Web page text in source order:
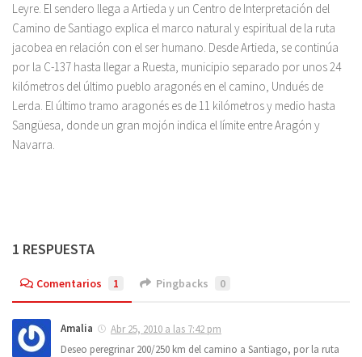
Leyre. El sendero llega a Artieda y un Centro de Interpretación del
Camino de Santiago explica el marco natural y espiritual de la ruta
jacobea en relación con el ser humano. Desde Artieda, se continúa
por la C-137 hasta llegar a Ruesta, municipio separado por unos 24
kilómetros del último pueblo aragonés en el camino, Undués de
Lerda. El último tramo aragonés es de 11 kilómetros y medio hasta
Sangüesa, donde un gran mojón indica el límite entre Aragón y
Navarra.
1 RESPUESTA
Comentarios 1 Pingbacks 0
Amalia
Abr 25, 2010 a las 7:42 pm
Deseo peregrinar 200/250 km del camino a Santiago, por la ruta